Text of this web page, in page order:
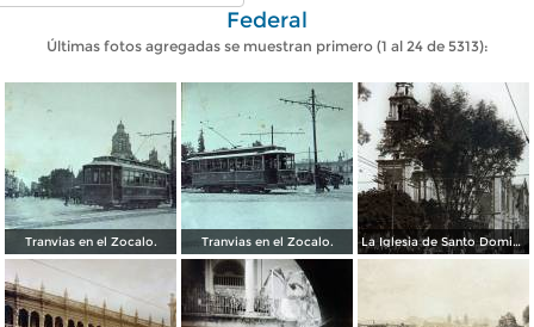
Federal
Últimas fotos agregadas se muestran primero (1 al 24 de 5313):
Tranvias en el Zocalo. Tranvias en el Zocalo. La Iglesia de Santo Domingo.